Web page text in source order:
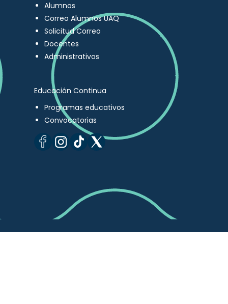
Alumnos
Correo Alumnos UAQ
Solicitud Correo
Docentes
Administrativos
Educación Continua
Programas educativos
Convocatorias